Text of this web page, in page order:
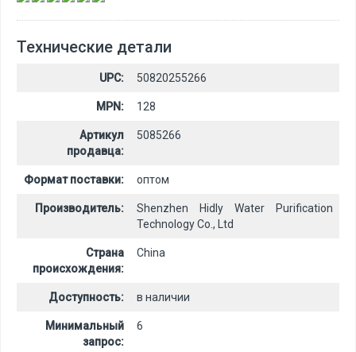
Технические детали
UPC: 50820255266
MPN: 128
Артикул
продавца:
5085266
Формат поставки: оптом
Производитель:
Shenzhen Hidly Water Purification
Technology Co., Ltd
Страна
происхождения:
China
Доступность: в наличии
Минимальный
запрос:
6